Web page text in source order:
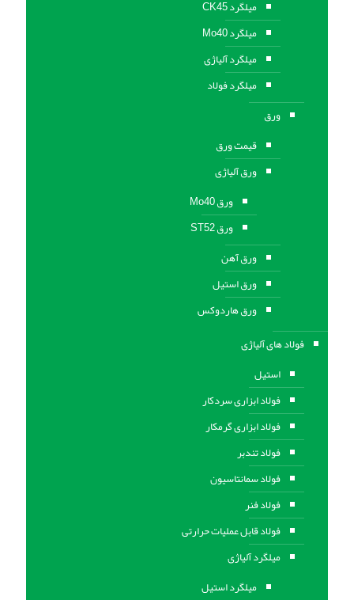
میلگرد CK45
میلگرد Mo40
میلگرد آلیاژی
میلگرد فولاد
ورق
قیمت ورق
ورق آلیاژی
ورق Mo40
ورق ST52
ورق آهن
ورق استيل
ورق هاردوکس
فولاد های آلیاژی
استیل
فولاد ابزاری سردکار
فولاد ابزاری گرمکار
فولاد تندبر
فولاد سمانتاسیون
فولاد فنر
فولاد قابل عملیات حرارتی
ميلگرد آلیاژی
میلگرد استیل